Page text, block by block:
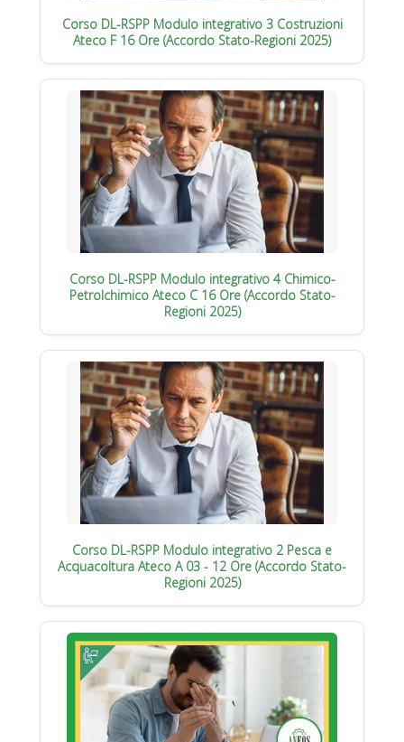
Corso DL-RSPP Modulo integrativo 3 Costruzioni
Ateco F 16 Ore (Accordo Stato-Regioni 2025)
Corso DL-RSPP Modulo integrativo 4 Chimico-
Petrolchimico Ateco C 16 Ore (Accordo Stato-
Regioni 2025)
Corso DL-RSPP Modulo integrativo 2 Pesca e
Acquacoltura Ateco A 03 - 12 Ore (Accordo Stato-
Regioni 2025)